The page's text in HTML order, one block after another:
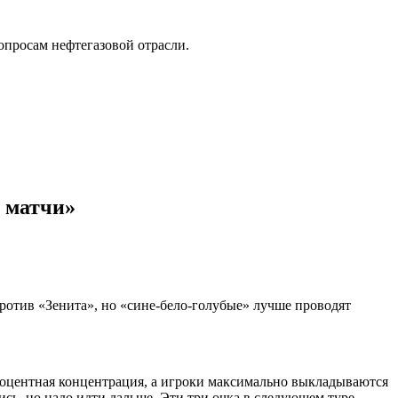
нефтегазовой отрасли.
«Зенита», но «сине‑бело‑голубые» лучше проводят
концентрация, а игроки максимально выкладываются